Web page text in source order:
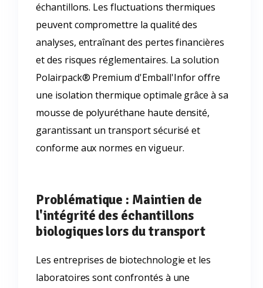
échantillons. Les fluctuations thermiques
peuvent compromettre la qualité des
analyses, entraînant des pertes financières
et des risques réglementaires. La solution
Polairpack® Premium d'Emball'Infor offre
une isolation thermique optimale grâce à sa
mousse de polyuréthane haute densité,
garantissant un transport sécurisé et
conforme aux normes en vigueur.
Problématique : Maintien de
l'intégrité des échantillons
biologiques lors du transport
Les entreprises de biotechnologie et les
laboratoires sont confrontés à une